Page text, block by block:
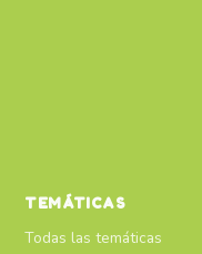
TEMÁTICAS
Todas las temáticas